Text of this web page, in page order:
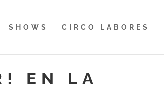
SHOWS CIRCO LABORES
EN LA